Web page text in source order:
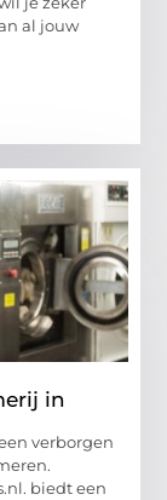
al jouw
in
verborgen
biedt een